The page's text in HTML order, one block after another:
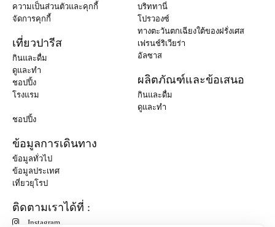
ความเป็นส่วนตัวและคุกกี้
จัดการคุกกี้
เที่ยวปารีส
กินและดื่ม
ดูและทำ
ชอปปิ้ง
โรงแรม
บริททานี่
โปรวองซ์
ทางตะวันตกเฉียงใต้ของฝรั่งเศส
เฟรนช์ริเวียร่า
อัลซาส
ผลิตภัณฑ์และข้อเสนอ
กินและดื่ม
ดูและทำ
ชอปปิ้ง
ข้อมูลการเดินทาง
ข้อมูลทั่วไป
ข้อมูลประเทศ
เที่ยวยุโรป
ติดตามเราได้ที่ :
Instagram